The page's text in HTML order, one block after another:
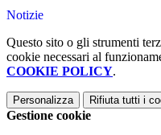
Notizie
Questo sito o gli strumenti
cookie necessari al
COOKIE POLICY.
Personalizza Rifiuta tutti i
Gestione cookie